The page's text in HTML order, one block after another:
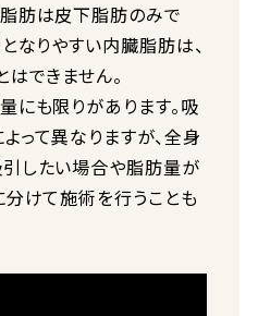
肪は皮下脂肪のみで
なりやすい内臓脂肪は、
できません。
にも限りがあります。吸
って異なりますが、全身
したい場合や脂肪量が
けて施術を行うことも